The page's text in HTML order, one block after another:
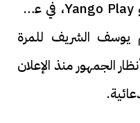
إلى جانب منصتي Watch it و Yango Play، في عمل
يوسف الشريف للمرة
الجمهور منذ الإعلان